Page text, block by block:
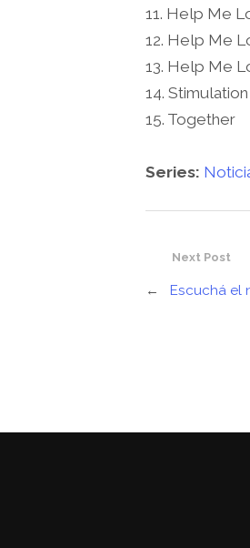
11. Help Me
12. Help Me
13. Help Me
14.
15. Together
Series:
Next Post
← Escuchá el